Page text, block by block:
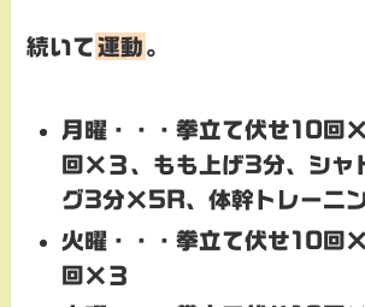
続いて 運動 。
月曜・・・ 拳立て伏せ10回
回×３、もも上げ3分、シャ
グ3分×5R、体幹トレーニ
火曜・・・拳立て伏せ10回
回×３